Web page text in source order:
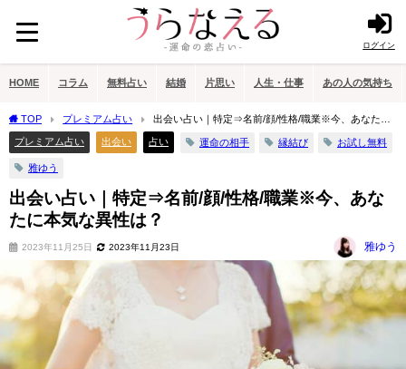
ログイン
HOME コラム 無料占い 結婚 片思い 人生・仕事 あの人の気持ち
TOP プレミアム占い
出会い占い｜特定⇒名前/顔/性格/職業※今、あなたに
本気な異性は？
プレミアム占い 出会い 占い 運命の相手 縁結び お試し無料
雅ゆう
出会い占い｜特定⇒名前/顔/性格/職業※今、あな
たに本気な異性は？
2023年11月25日 2023年11月23日 雅ゆう